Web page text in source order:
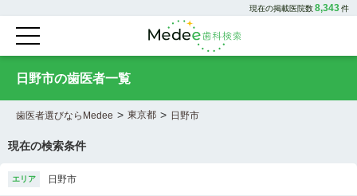
現在の掲載医院数8,343件
日野市の歯医者一覧
歯医者選びならMedee > 東京都 > 日野市
現在の検索条件
エリア 日野市